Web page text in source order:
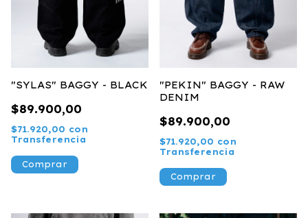
"SYLAS" BAGGY - BLACK
$89.900,00
$71.920,00 con
Transferencia
Comprar
"PEKIN" BAGGY - RAW
DENIM
$89.900,00
$71.920,00 con
Transferencia
Comprar